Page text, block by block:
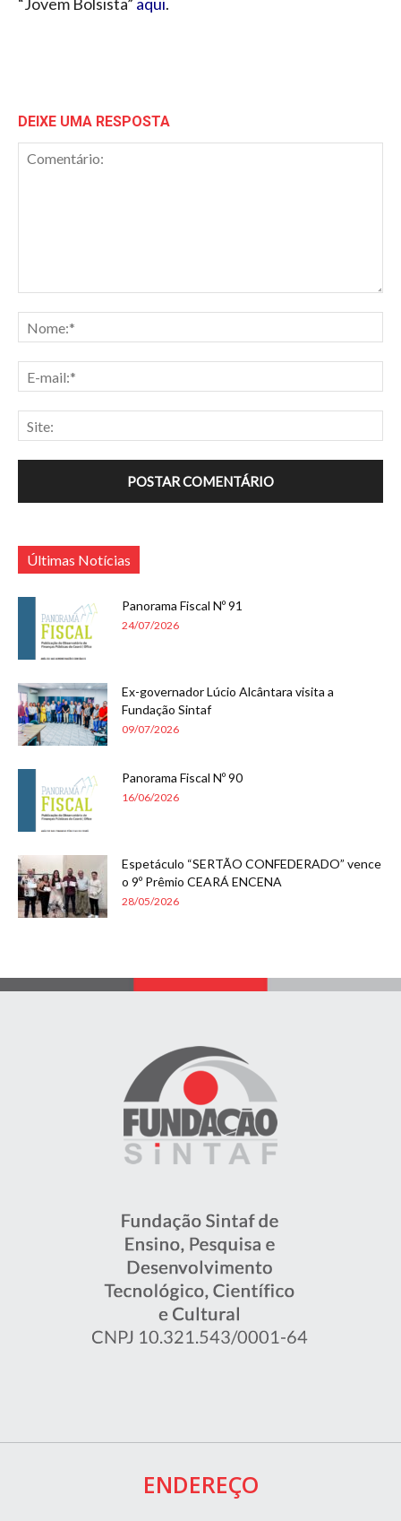
DEIXE UMA RESPOSTA
Últimas Notícias
Panorama Fiscal Nº 91
24/07/2026
Ex-governador Lúcio Alcântara visita a
Fundação Sintaf
09/07/2026
Panorama Fiscal Nº 90
16/06/2026
Espetáculo “SERTÃO CONFEDERADO” vence
o 9º Prêmio CEARÁ ENCENA
28/05/2026
ENDEREÇO